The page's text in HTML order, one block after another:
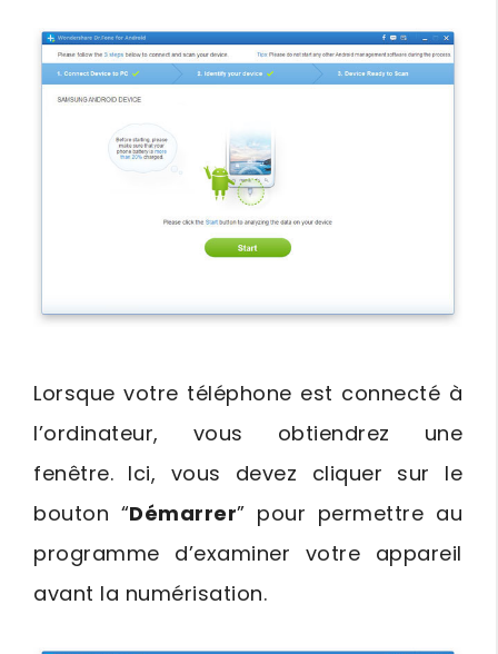
Lorsque votre téléphone est connecté à
l’ordinateur, vous obtiendrez une
fenêtre. Ici, vous devez cliquer sur le
bouton “Démarrer” pour permettre au
programme d’examiner votre appareil
avant la numérisation.